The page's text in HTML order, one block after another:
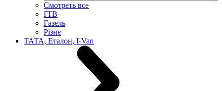
Смотреть все
ҐТВ
Газель
Різне
ТАТА, Еталон, I-Van